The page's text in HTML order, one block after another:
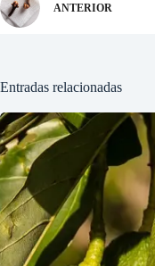
ANTERIOR
Entradas relacionadas